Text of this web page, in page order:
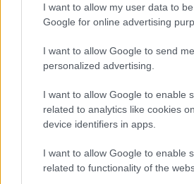
I want to allow my user data to
Google for online advertising
I want to allow Google to send me
personalized advertising.
I want to allow Google to enable
related to analytics like cookies
device identifiers in apps.
I want to allow Google to enable
related to functionality of the
και μάθετε πρώτοι όλες